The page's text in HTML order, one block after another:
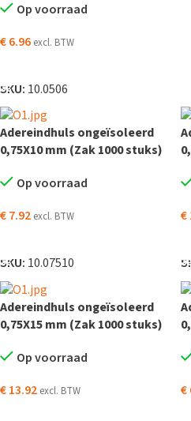
Op voorraad
€6.96 excl. BTW
SKU: 10.0506
Adereindhuls ongeïsoleerd
0,75X10 mm (Zak 1000 stuks)
Op voorraad
€7.92 excl. BTW
SKU: 10.07510
€
Adereindhuls ongeïsoleerd
0,75X15 mm (Zak 1000 stuks)
Op voorraad
€13.92 excl. BTW
€